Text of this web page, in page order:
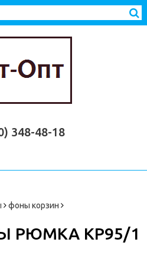
348-48-18
фоны корзин
РЮМКА КР95/1